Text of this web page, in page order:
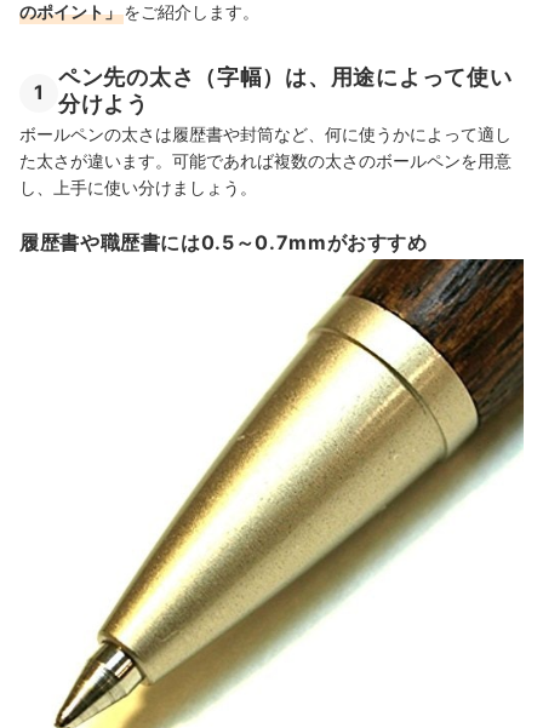
のポイント」をご紹介します。
1
ペン先の太さ（字幅）は、用途によって使い
分けよう
ボールペンの太さは履歴書や封筒など、何に使うかによって適し
た太さが違います。可能であれば複数の太さのボールペンを用意
し、上手に使い分けましょう。
履歴書や職歴書には0.5～0.7mmがおすすめ